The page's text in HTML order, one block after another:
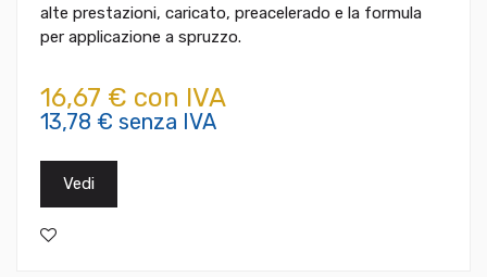
alte prestazioni, caricato, preacelerado e la formula
per applicazione a spruzzo.
16,67 € con IVA
13,78 € senza IVA
Vedi